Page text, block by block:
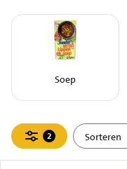
Soep
Filteren
2
actief